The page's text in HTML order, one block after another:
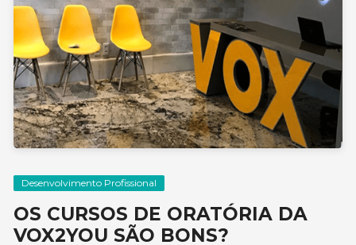
Desenvolvimento Profissional
OS CURSOS DE ORATÓRIA DA
VOX2YOU SÃO BONS?